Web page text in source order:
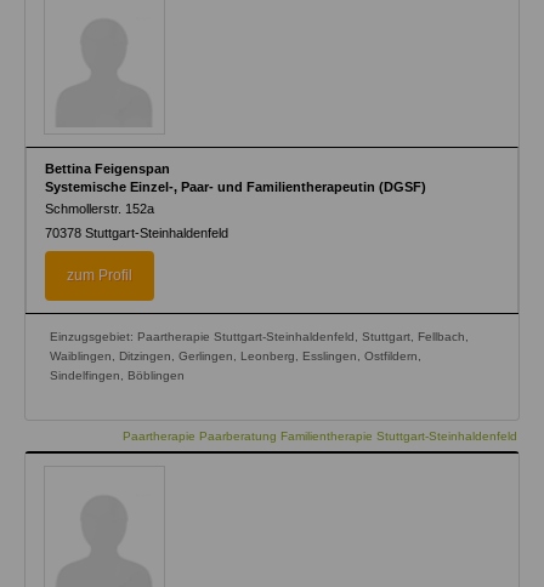
Bettina Feigenspan
Systemische Einzel-, Paar- und Familientherapeutin (DGSF)
Schmollerstr. 152a
70378 Stuttgart-Steinhaldenfeld
zum Profil
Einzugsgebiet: Paartherapie Stuttgart-Steinhaldenfeld, Stuttgart, Fellbach,
Waiblingen, Ditzingen, Gerlingen, Leonberg, Esslingen, Ostfildern,
Sindelfingen, Böblingen
Paartherapie Paarberatung Familientherapie Stuttgart-Steinhaldenfeld